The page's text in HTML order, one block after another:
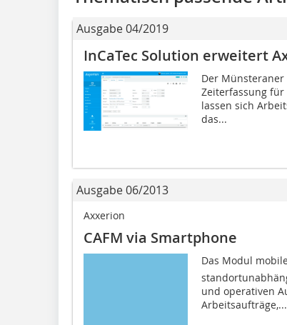
Ausgabe 04/2019
InCaTec Solution erweitert
Der Münsteraner
Zeit­erfassung für
lassen sich
das...
Ausgabe 06/2013
Axxerion
CAFM via Smartphone
Das Modul
und operativen
Arbeitsaufträge,...